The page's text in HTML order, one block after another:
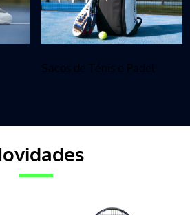
Sacos de Ténis e Padel